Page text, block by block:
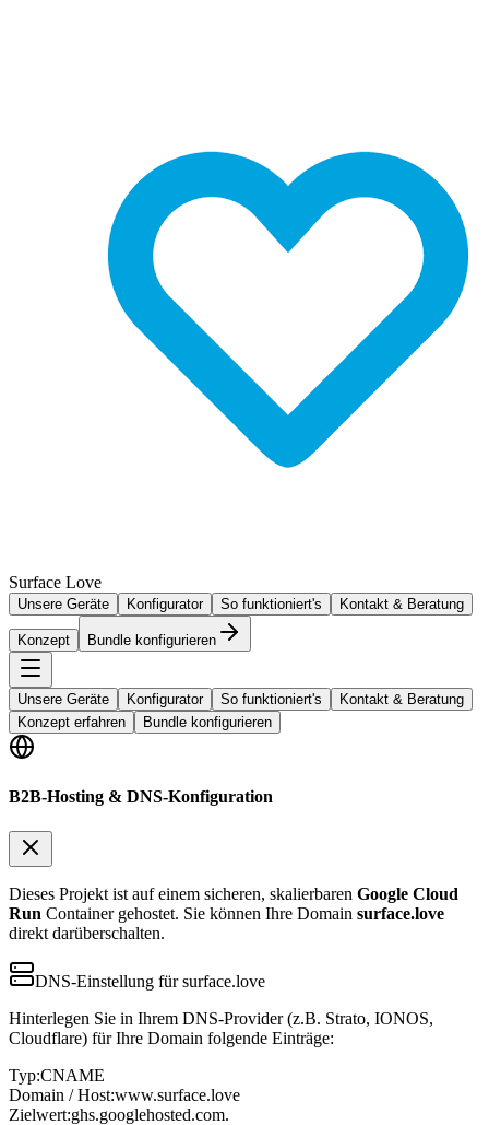
Surface Love
Unsere Geräte Konfigurator So funktioniert's Kontakt & Beratung
Konzept Bundle konfigurieren
Unsere Geräte Konfigurator So funktioniert's
Kontakt & Beratung
Konzept erfahren
Bundle konfigurieren
B2B-Hosting & DNS-Konfiguration
Dieses Projekt ist auf einem sicheren, skalierbaren Google Cloud
Run Container gehostet. Sie können Ihre Domain surface.love
direkt darüberschalten.
DNS-Einstellung für surface.love
Hinterlegen Sie in Ihrem DNS-Provider (z.B. Strato, IONOS,
Cloudflare) für Ihre Domain folgende Einträge:
Typ:CNAME
Domain / Host:www.surface.love
Zielwert:ghs.googlehosted.com.